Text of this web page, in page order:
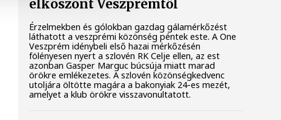
elköszönt Veszprémtől
Érzelmekben és gólokban gazdag gálamérkőzést
láthatott a veszprémi közönség péntek este. A One
Veszprém idénybeli első hazai mérkőzésén
fölényesen nyert a szlovén RK Celje ellen, az est
azonban Gasper Marguc búcsúja miatt marad
örökre emlékezetes. A szlovén közönségkedvenc
utoljára öltötte magára a bakonyiak 24-es mezét,
amelyet a klub örökre visszavonultatott.